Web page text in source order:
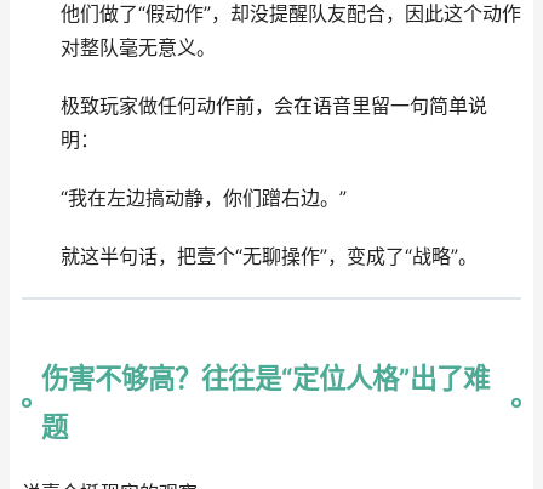
他们做了“假动作”，却没提醒队友配合，因此这个动作
对整队毫无意义。
极致玩家做任何动作前，会在语音里留一句简单说
明：
“我在左边搞动静，你们蹭右边。”
就这半句话，把壹个“无聊操作”，变成了“战略”。
伤害不够高？往往是“定位人格”出了难
题